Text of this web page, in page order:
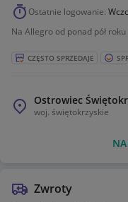
Ostatnie logowanie:
Na Allegro od ponad pół roku
CZĘSTO SPRZEDAJE
Ostrowiec
woj. świętokrzyskie
Zwroty